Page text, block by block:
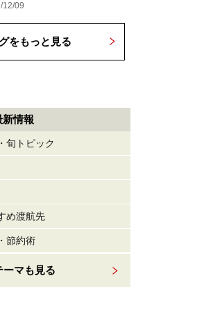
12/09
をもっと見る
情報
旬トピック
め渡航先
節約術
ーマも見る